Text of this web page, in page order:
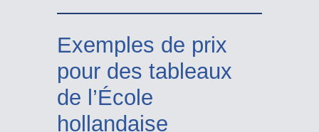
Exemples de prix
pour des tableaux
de l’École
hollandaise